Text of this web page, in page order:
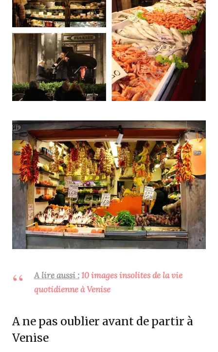
A lire aussi :10 images insolites de la vie
quotidienne à Venise
A ne pas oublier avant de partir à
Venise